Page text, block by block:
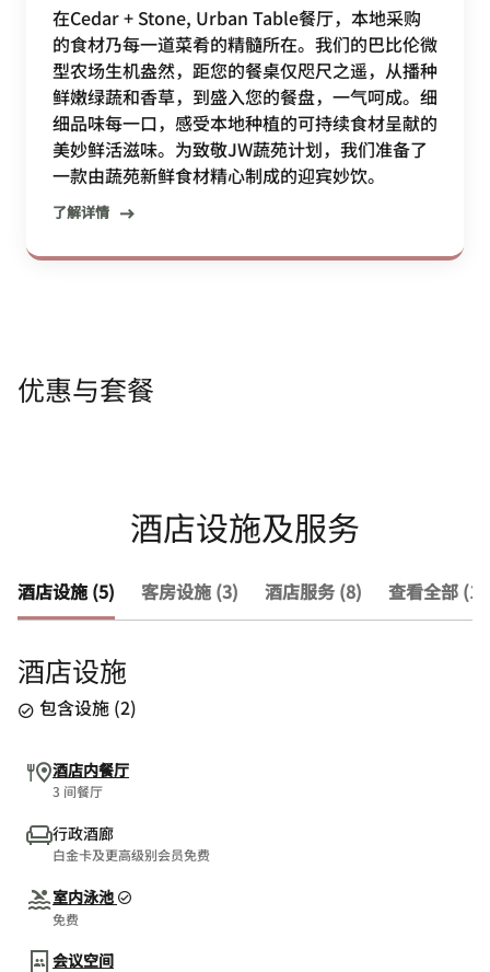
在Cedar + Stone, Urban Table餐厅，本地采购
的食材乃每一道菜肴的精髓所在。我们的巴比伦微
型农场生机盎然，距您的餐桌仅咫尺之遥，从播种
鲜嫩绿蔬和香草，到盛入您的餐盘，一气呵成。细
细品味每一口，感受本地种植的可持续食材呈献的
美妙鲜活滋味。为致敬JW蔬苑计划，我们准备了
一款由蔬苑新鲜食材精心制成的迎宾妙饮。
了解详情
优惠与套餐
酒店设施及服务
酒店设施 (5) 客房设施 (3) 酒店服务 (8) 查看全部
酒店设施
包含设施 (2)
酒店内餐厅
3 间餐厅
行政酒廊
白金卡及更高级别会员免费
室内泳池
免费
会议空间